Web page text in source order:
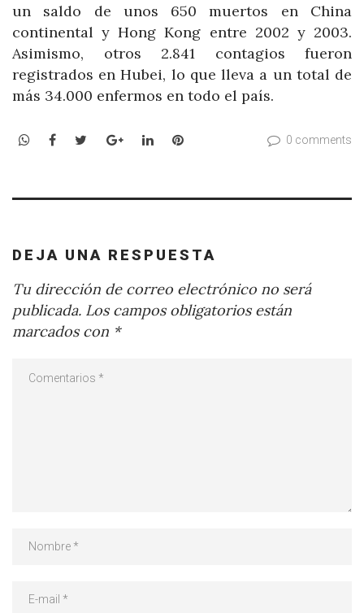
un saldo de unos 650 muertos en China
continental y Hong Kong entre 2002 y 2003.
Asimismo, otros 2.841 contagios fueron
registrados en Hubei, lo que lleva a un total de
más 34.000 enfermos en todo el país.
WhatsApp
Facebook
TwitterGoogle+LinkedInPinterest 0 comments
DEJA UNA RESPUESTA
Tu dirección de correo electrónico no será
publicada. Los campos obligatorios están
marcados con *